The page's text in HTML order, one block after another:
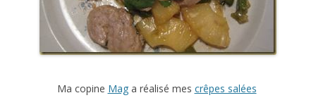
Ma copine Maga réalisé mes crêpes salées